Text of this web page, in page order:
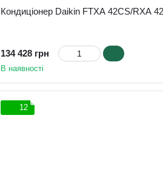
Кондиціонер Daikin FTXA 42CS/RXA
134 428 грн
В наявності
12